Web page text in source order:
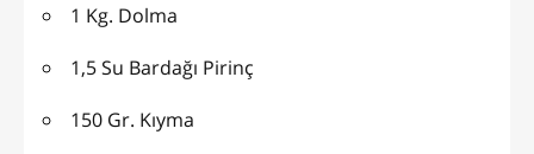
1 Kg. Dolma
1,5 Su Bardağı Pirinç
150 Gr. Kıyma